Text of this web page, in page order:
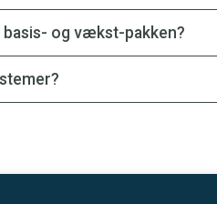
basis- og vækst-pakken?